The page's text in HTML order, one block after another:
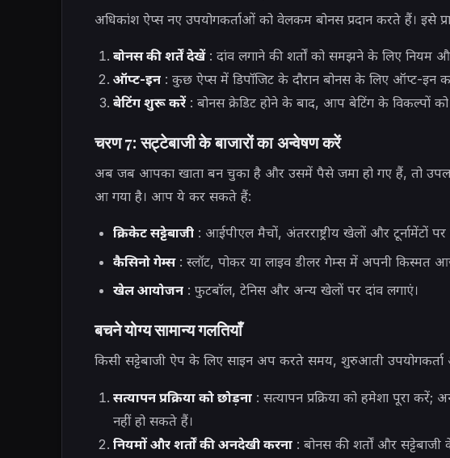
अधिकांश ऐप्स नए उपयोगकर्ताओं को वेलकम बोनस प्रदान करते हैं। इसे
बोनस की शर्तें देखें: दांव लगाने की शर्तों को समझने के लिए नियम
ऑप्ट-इन: कुछ ऐप्स में डिपॉजिट के दौरान बोनस के लिए ऑप्ट-इन
बेटिंग शुरू करें: बोनस क्रेडिट होने के बाद, आप बेटिंग के विकल्पों
चरण 7: सट्टेबाजी के बाजारों का अन्वेषण करें
अब जब आपका खाता बन चुका है और उसमें पैसे जमा हो गए हैं, तो
आ गया है। आप ये कर सकते हैं:
क्रिकेट सट्टेबाजी: आईपीएल मैचों, अंतरराष्ट्रीय खेलों और टूर्नामेंटों पर
कैसिनो गेम्स: स्लॉट, पोकर या लाइव डीलर गेम्स में अपनी किस्मत
खेल आयोजन: फुटबॉल, टेनिस और अन्य खेलों पर दांव लगाएं।
बचने योग्य सामान्य गलतियाँ
किसी सट्टेबाजी ऐप के लिए साइन अप करते समय, शुरुआती
सत्यापन प्रक्रिया को छोड़ना: सत्यापन प्रक्रिया को हमेशा पूरा
नहीं हो सकते हैं।
नियमों और शर्तों की अनदेखी करना: बोनस की शर्तों और